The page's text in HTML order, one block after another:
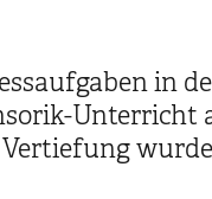
in
Unterricht